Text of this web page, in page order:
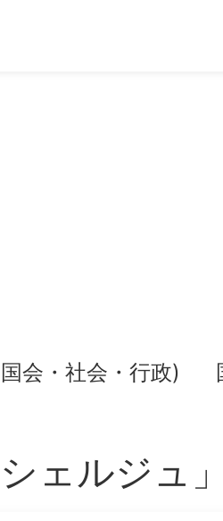
会・社会・行政)
シェルジュ